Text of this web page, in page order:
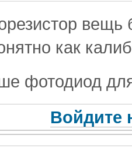
вещь
как
фотодиод
Войдите